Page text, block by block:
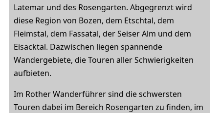
Latemar und des Rosengarten. Abgegrenzt wird
diese Region von Bozen, dem Etschtal, dem
Fleimstal, dem Fassatal, der Seiser Alm und dem
Eisacktal. Dazwischen liegen spannende
Wandergebiete, die Touren aller Schwierigkeiten
aufbieten.
Im Rother Wanderführer sind die schwersten
Touren dabei im Bereich Rosengarten zu finden, im